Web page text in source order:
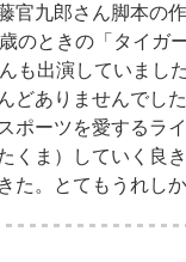
官九郎さん脚本の
のときの「タイガ
も出演していまし
どありませんでし
ポーツを愛するラ
くま）していく良
た。とてもうれしか